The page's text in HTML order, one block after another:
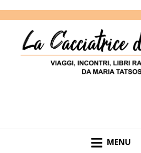
LA CACCIATRICE DI
VIAGGI, INCONTRI, LIBRI
TATSOS
MENU